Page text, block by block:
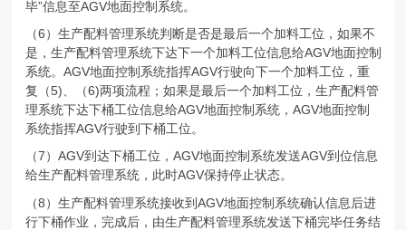
毕”信息至AGV地面控制系统。
（6）生产配料管理系统判断是否是最后一个加料工位，如果不
是，生产配料管理系统下达下一个加料工位信息给AGV地面控制
系统。AGV地面控制系统指挥AGV行驶向下一个加料工位，重
复（5)、（6)两项流程；如果是最后一个加料工位，生产配料管
理系统下达下桶工位信息给AGV地面控制系统，AGV地面控制
系统指挥AGV行驶到下桶工位。
（7）AGV到达下桶工位，AGV地面控制系统发送AGV到位信息
给生产配料管理系统，此时AGV保持停止状态。
（8）生产配料管理系统接收到AGV地面控制系统确认信息后进
行下桶作业，完成后，由生产配料管理系统发送下桶完毕任务结